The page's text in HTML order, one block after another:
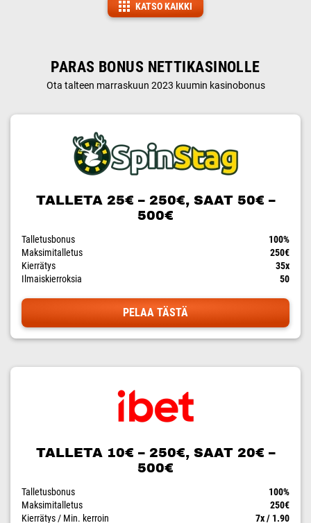
KATSO KAIKKI
PARAS BONUS NETTIKASINOLLE
Ota talteen marraskuun 2023 kuumin kasinobonus
TALLETA 25€ – 250€, SAAT 50€ –
500€
Talletusbonus
100%
Maksimitalletus
250€
Kierrätys
35x
Ilmaiskierroksia
50
PELAA TÄSTÄ
TALLETA 10€ – 250€, SAAT 20€ –
500€
Talletusbonus
100%
Maksimitalletus
250€
Kierrätys / Min. kerroin
7x / 1.90